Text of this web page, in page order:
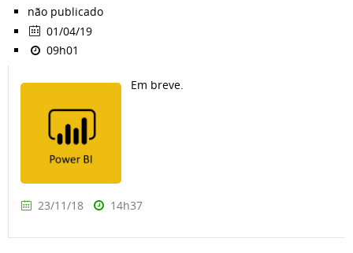
não publicado
01/04/19
09h01
Em breve.
23/11/18 14h37